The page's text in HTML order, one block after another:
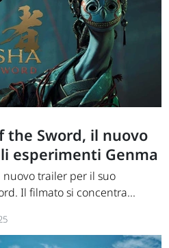
the Sword, il nuovo
esperimenti Genma
trailer per il suo
Il filmato si concentra...